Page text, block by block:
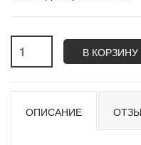
В КОРЗИНУ
ОПИСАНИЕ